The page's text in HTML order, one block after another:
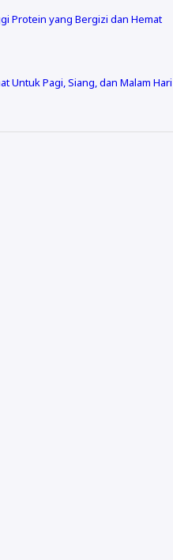
Protein yang Bergizi dan Hemat
Untuk Pagi, Siang, dan Malam Hari